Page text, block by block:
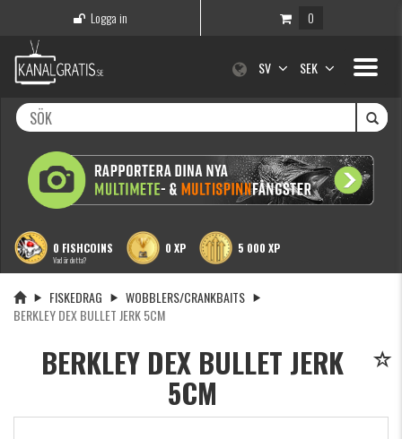
Logga in 0
Toggle
SV SEK
0 FISHCOINS
Vad är detta?
0 XP 5 000 XP
FISKEDRAG
WOBBLERS/CRANKBAITS
BERKLEY DEX BULLET JERK 5CM
BERKLEY DEX BULLET JERK
5CM